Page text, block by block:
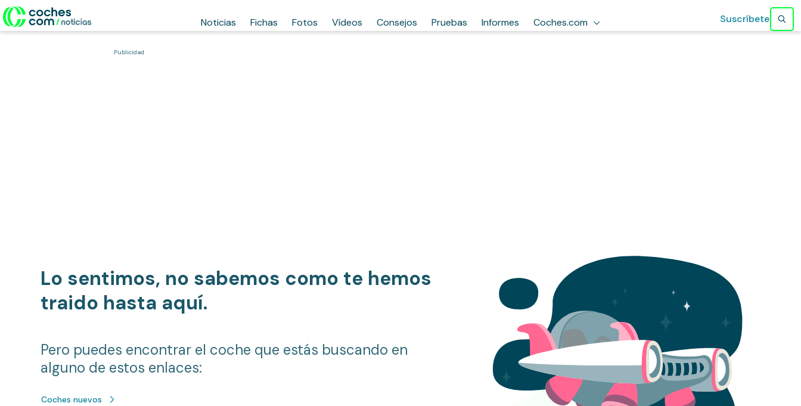
Noticias Fichas Fotos Vídeos Consejos Pruebas Informes Coches.com Suscríbete
Publicidad
Lo sentimos, no sabemos como te hemos
traido hasta aquí.
Pero puedes encontrar el coche que estás buscando en
alguno de estos enlaces:
Coches nuevos